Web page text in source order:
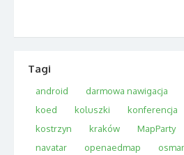
Tagi
android darmowa nawigacja
koed
koluszki konferencja
kostrzyn
kraków MapParty
navatar
openaedmap